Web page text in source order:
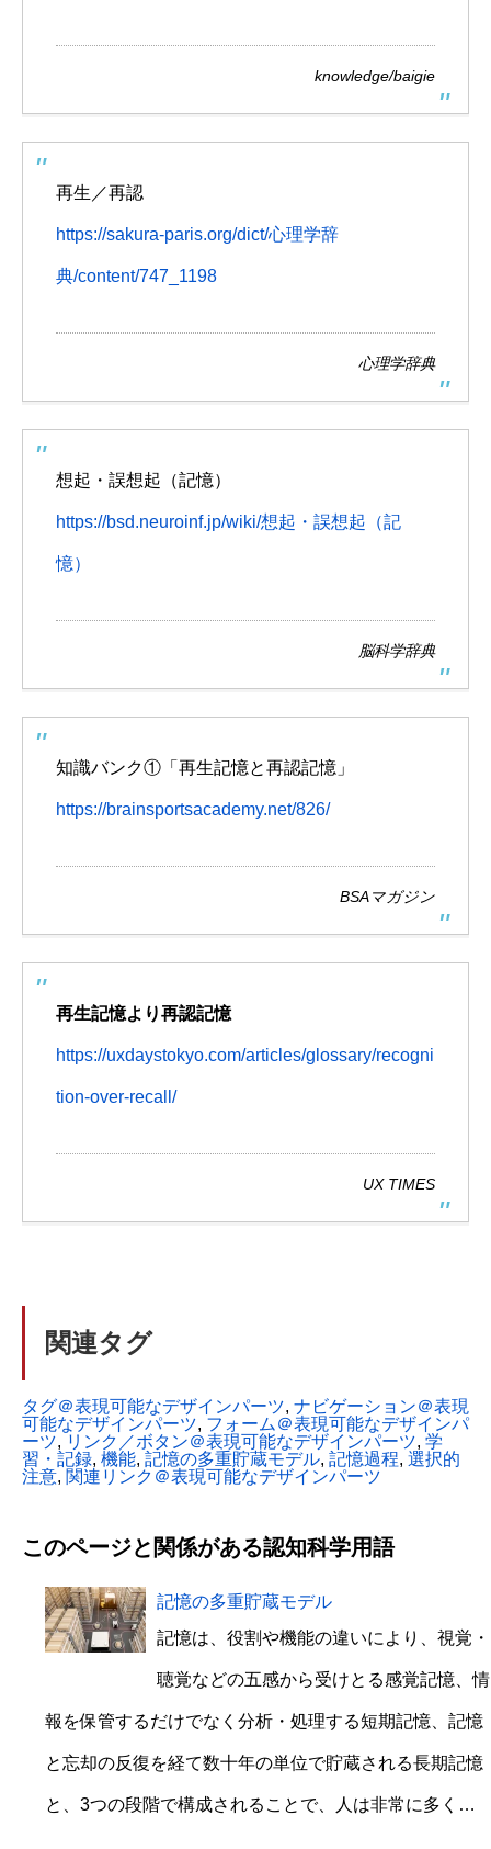
knowledge/baigie
再生／再認
https://sakura-paris.org/dict/心理学辞
典/content/747_1198
心理学辞典
想起・誤想起（記憶）
https://bsd.neuroinf.jp/wiki/想起・誤想起（記
憶）
脳科学辞典
知識バンク①「再生記憶と再認記憶」
https://brainsportsacademy.net/826/
BSAマガジン
再生記憶より再認記憶
https://uxdaystokyo.com/articles/glossary/recogni
tion-over-recall/
UX TIMES
関連タグ
タグ＠表現可能なデザインパーツ, ナビゲーション＠表現
可能なデザインパーツ, フォーム＠表現可能なデザインパ
ーツ, リンク／ボタン＠表現可能なデザインパーツ, 学
習・記録, 機能, 記憶の多重貯蔵モデル, 記憶過程, 選択的
注意, 関連リンク＠表現可能なデザインパーツ
このページと関係がある認知科学用語
記憶の多重貯蔵モデル
記憶は、役割や機能の違いにより、視覚・
聴覚などの五感から受けとる感覚記憶、情
報を保管するだけでなく分析・処理する短期記憶、記憶
と忘却の反復を経て数十年の単位で貯蔵される長期記憶
と、3つの段階で構成されることで、人は非常に多く…